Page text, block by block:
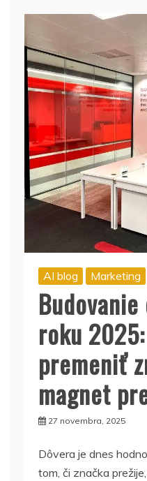
AI blog Marketing
roku
premeniť
magnet
27 novembra, 2025
Dôvera je dnes
tom, či značka